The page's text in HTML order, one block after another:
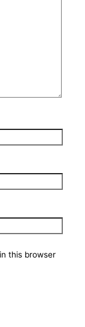
this browser